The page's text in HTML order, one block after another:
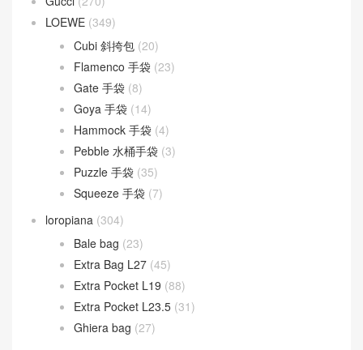
LOEWE(349)
Cubi 斜挎包
Flamenco 手袋(23)
Gate 手袋 (8)
Goya 手袋 (14)
Hammock 手袋
Pebble 水桶手袋(3)
Puzzle 手袋(35)
Squeeze 手袋(7)
Bale bag (23)
Extra Bag L27
Extra Pocket L19(88)
Extra Pocket L23.5(31)
Ghiera bag(27)